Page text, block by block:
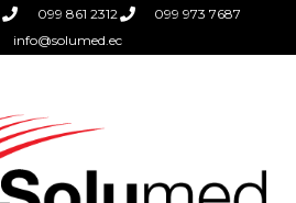
099 861 2312
099 973 7687
info@solumed.ec